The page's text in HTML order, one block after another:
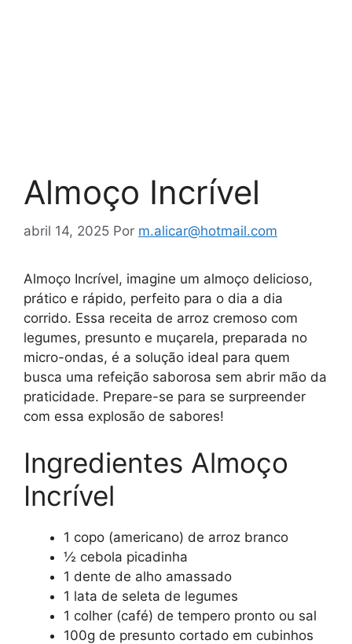
Almoço Incrível
abril 14, 2025 Por m.alicar@hotmail.com
Almoço Incrível, imagine um almoço delicioso,
prático e rápido, perfeito para o dia a dia
corrido. Essa receita de arroz cremoso com
legumes, presunto e muçarela, preparada no
micro-ondas, é a solução ideal para quem
busca uma refeição saborosa sem abrir mão da
praticidade. Prepare-se para se surpreender
com essa explosão de sabores!
Ingredientes Almoço
Incrível
1 copo (americano) de arroz branco
½ cebola picadinha
1 dente de alho amassado
1 lata de seleta de legumes
1 colher (café) de tempero pronto ou sal
100g de presunto cortado em cubinhos